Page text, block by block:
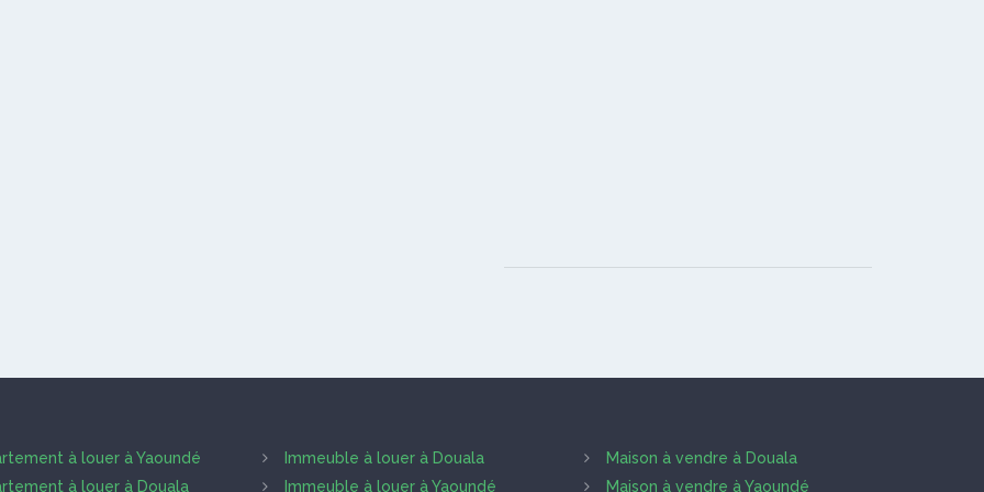
à louer à Yaoundé
à louer à Douala
Immeuble à louer à Douala
Immeuble à louer à Yaoundé
Maison à vendre à Douala
Maison à vendre à Yaoundé